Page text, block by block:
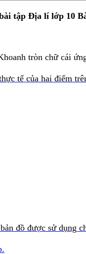
tập Địa lí lớp 10
tròn chữ cái
tế của hai điểm
đồ được sử dụng